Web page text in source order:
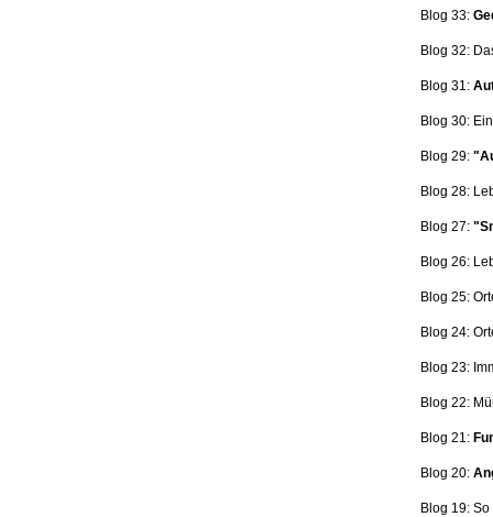
Blog 33:
Blog 32:
Blog 31:
Blog 30: Ein
Blog 29:
Blog 28:
Blog 27:
Blog 26:
Blog 25:
Blog 24:
Blog 23:
Blog 22:
Blog 21:
Blog 20:
Blog 19: